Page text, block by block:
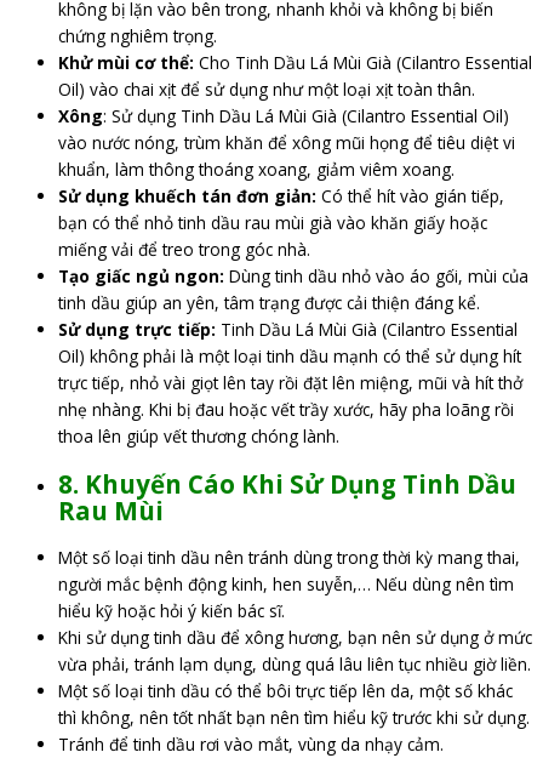
không bị lặn vào bên trong, nhanh khỏi và không bị biến
chứng nghiêm trọng.
Khử mùi cơ thể: Cho Tinh Dầu Lá Mùi Già (Cilantro Essential
Oil) vào chai xịt để sử dụng như một loại xịt toàn thân.
Xông: Sử dụng Tinh Dầu Lá Mùi Già (Cilantro Essential Oil)
vào nước nóng, trùm khăn để xông mũi họng để tiêu diệt vi
khuẩn, làm thông thoáng xoang, giảm viêm xoang.
Sử dụng khuếch tán đơn giản: Có thể hít vào gián tiếp,
bạn có thể nhỏ tinh dầu rau mùi già vào khăn giấy hoặc
miếng vải để treo trong góc nhà.
Tạo giấc ngủ ngon: Dùng tinh dầu nhỏ vào áo gối, mùi của
tinh dầu giúp an yên, tâm trạng được cải thiện đáng kể.
Sử dụng trực tiếp: Tinh Dầu Lá Mùi Già (Cilantro Essential
Oil) không phải là một loại tinh dầu mạnh có thể sử dụng hít
trực tiếp, nhỏ vài giọt lên tay rồi đặt lên miệng, mũi và hít thở
nhẹ nhàng. Khi bị đau hoặc vết trầy xước, hãy pha loãng rồi
thoa lên giúp vết thương chóng lành.
8. Khuyến Cáo Khi Sử Dụng Tinh Dầu
Rau Mùi
Một số loại tinh dầu nên tránh dùng trong thời kỳ mang thai,
người mắc bệnh động kinh, hen suyễn,… Nếu dùng nên tìm
hiểu kỹ hoặc hỏi ý kiến bác sĩ.
Khi sử dụng tinh dầu để xông hương, bạn nên sử dụng ở mức
vừa phải, tránh lạm dụng, dùng quá lâu liên tục nhiều giờ liền.
Một số loại tinh dầu có thể bôi trực tiếp lên da, một số khác
thì không, nên tốt nhất bạn nên tìm hiểu kỹ trước khi sử dụng.
Tránh để tinh dầu rơi vào mắt, vùng da nhạy cảm.